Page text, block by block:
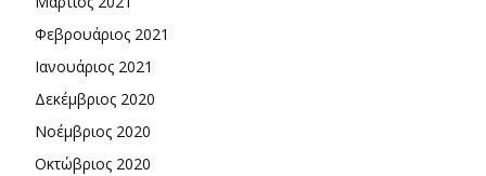
Φεβρουάριος 2021
Ιανουάριος 2021
Δεκέμβριος 2020
Νοέμβριος 2020
Οκτώβριος 2020